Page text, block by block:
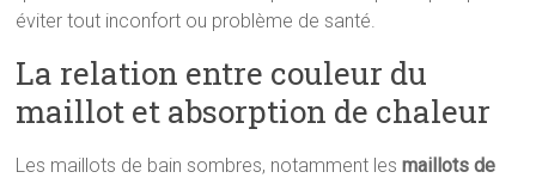
éviter tout inconfort ou problème de santé.
La relation entre couleur du
maillot et absorption de chaleur
Les maillots de bain sombres, notamment lesmaillots de